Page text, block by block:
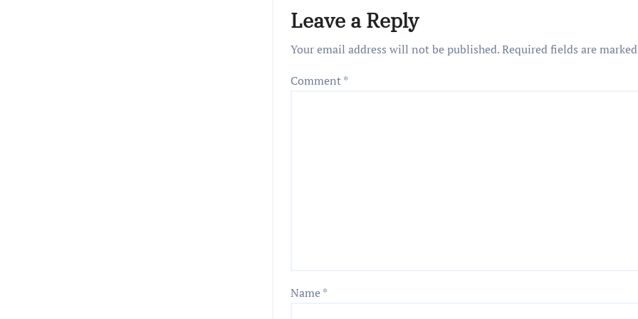
Leave a Reply
Your email address will not be published.Required fields are
Comment*
Name*